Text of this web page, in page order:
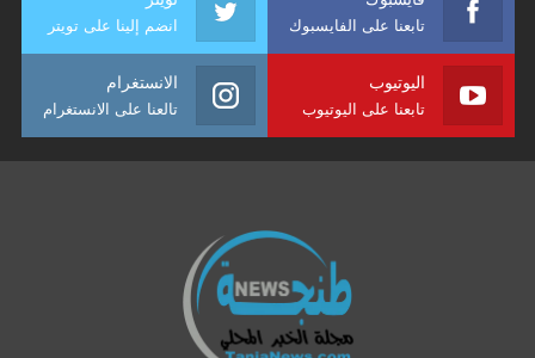
تابعنا على الفايسبوك انضم إلينا على تويتر
اليوتيوب
تابعنا على اليوتيوب
الانستغرام
تالعنا على الانستغرام